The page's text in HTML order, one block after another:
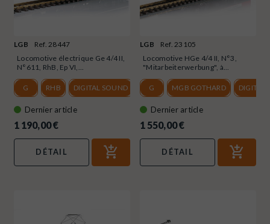
LGB
Ref. 28447
Locomotive électrique Ge 4/4 II,
N°611, RhB, Ep VI,...
G RHB DIGITAL SOUND VI
Dernier article
1 190,00 €
DÉTAIL
LGB
Ref. 23105
Locomotive HGe 4/4 II, N°3,
"Mitarbeiterwerbung", à...
G MGB GOTHARD DIGITAL
Dernier article
1 550,00 €
DÉTAIL